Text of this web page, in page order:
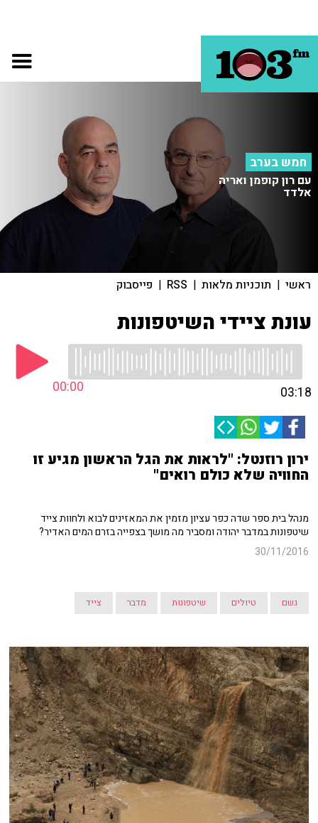
חמש בערב
עם רון קופמן ואריה
אלדד
ראשי | תוכניות מלאות |
RSS
| פייסבוק
עונת ציידי השיטפונות
00:00 03:18
ירון רוזנטל: "לראות את הגל הראשון מגיע זו
החוויה שלא כולם רואים"
מנהל בית ספר שדה כפר עציון מזמין את המאזינים לבוא ולחוות צייד
שיטפונות במדבר יהודה ומסביר מה מושך בצפייה בזרם המים האדיר?
30/11/2016
גשם טיולים שיטפונות מדבר צייד